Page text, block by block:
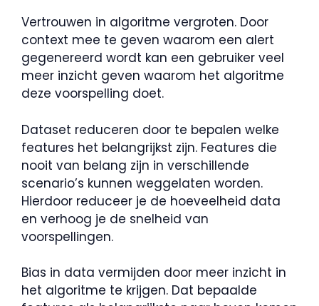
Vertrouwen in algoritme vergroten. Door
context mee te geven waarom een alert
gegenereerd wordt kan een gebruiker veel
meer inzicht geven waarom het algoritme
deze voorspelling doet.
Dataset reduceren door te bepalen welke
features het belangrijkst zijn. Features die
nooit van belang zijn in verschillende
scenario’s kunnen weggelaten worden.
Hierdoor reduceer je de hoeveelheid data
en verhoog je de snelheid van
voorspellingen.
Bias in data vermijden door meer inzicht in
het algoritme te krijgen. Dat bepaalde